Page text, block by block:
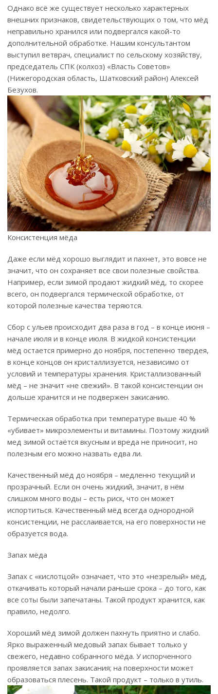
Однако всё же существует несколько характерных
внешних признаков, свидетельствующих о том, что мёд
неправильно хранился или подвергался какой-то
дополнительной обработке. Нашим консультантом
выступил ветврач, специалист по сельскому хозяйству,
председатель СПК (колхоз) «Власть Советов»
(Нижегородская область, Шатковский район) Алексей
Безухов.
Консистенция мёда
Даже если мёд хорошо выглядит и пахнет, это вовсе не
значит, что он сохраняет все свои полезные свойства.
Например, если зимой продают жидкий мёд, то скорее
всего, он подвергался термической обработке, от
которой полезные качества теряются.
Сбор с ульев происходит два раза в год – в конце июня –
начале июля и в конце июля. В жидкой консистенции
мёд остается примерно до ноября, постепенно твердея,
в конце концов он кристаллизуется, независимо от
условий и температуры хранения. Кристаллизованный
мёд – не значит «не свежий». В такой консистенции он
дольше хранится и не подвержен закисанию.
Термическая обработка при температуре выше 40 %
«убивает» микроэлементы и витамины. Поэтому жидкий
мед зимой остаётся вкусным и вреда не приносит, но
полезным его можно назвать едва ли.
Качественный мёд до ноября – медленно текущий и
прозрачный. Если он очень жидкий, значит, в нём
слишком много воды – есть риск, что он может
испортиться. Качественный мёд всегда однородной
консистенции, не расслаивается, на его поверхности не
образуется вода.
Запах мёда
Запах с «кислотцой» означает, что это «незрелый» мёд,
откачивать который начали раньше срока – до того, как
все соты были запечатаны. Такой продукт хранится, как
правило, недолго.
Хороший мёд зимой должен пахнуть приятно и слабо.
Ярко выраженный медовый запах бывает только у
свежего, недавно собранного мёда. У испорченного
проявляется запах закисания; на поверхности может
образоваться плесень. Такой продукт – только в утиль.